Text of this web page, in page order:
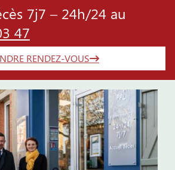
7j7 – 24h/24 au
47
RENDEZ-VOUS